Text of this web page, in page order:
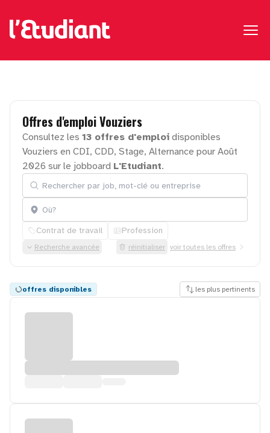
Offres d'emploiVouziers
Consultez les 13 offres d'emploi disponibles
Vouziers en CDI, CDD, Stage, Alternance pour Août
2026 sur le jobboard L'Etudiant.
Rechercher par job, mot-clé ou entreprise
Localisation
Contrat de travail Profession
Recherche avancée réinitialiser voir toutes les offres
offres disponibles les plus pertinents